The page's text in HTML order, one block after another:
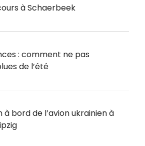
à Schaerbeek
: comment ne pas
de l’été
à bord de l’avion ukrainien à